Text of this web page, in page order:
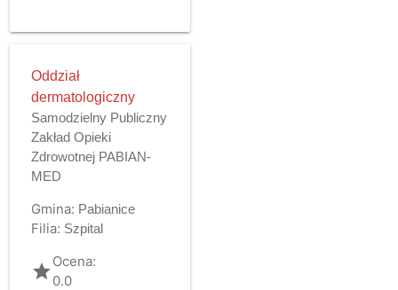
Oddział
dermatologiczny
Samodzielny Publiczny
Zakład Opieki
Zdrowotnej PABIAN-
MED
Gmina: Pabianice
Filia: Szpital
gradeOcena:
0.0